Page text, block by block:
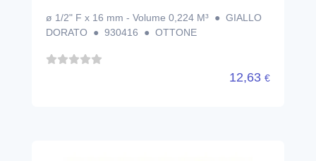
ø 1/2" F x 16 mm - Volume 0,224 M³ ● GIALLO
DORATO ● 930416 ● OTTONE
12,63 €